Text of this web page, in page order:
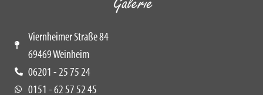
Viernheimer Straße 84
69469 Weinheim
06201 - 25 75 24
0151 - 62 57 52 45